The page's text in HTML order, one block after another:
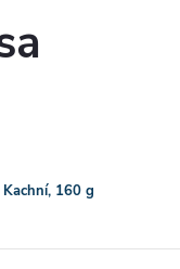
160 g